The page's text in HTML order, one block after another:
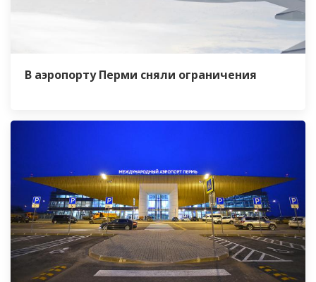
В аэропорту Перми сняли ограничения